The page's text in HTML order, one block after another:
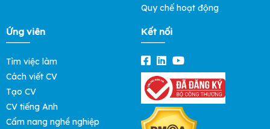
Quy chế hoạt động
Ứng viên
Tìm việc làm
Cách viết CV
Tạo CV
CV tiếng Anh
Cẩm nang nghề nghiệp
Kết nối